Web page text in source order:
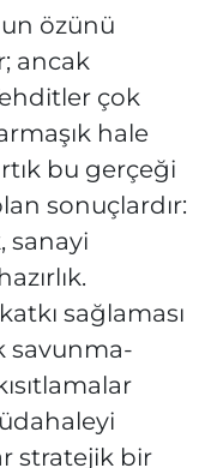
özünü
ancak
çok
hale
bu gerçeği
sonuçlardır:
sanayi
sağlaması
savunma-
stratejik bir